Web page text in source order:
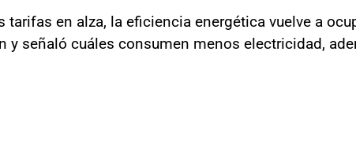
tarifas en alza, la eficiencia energética vuelve a
señaló cuáles consumen menos electricidad,